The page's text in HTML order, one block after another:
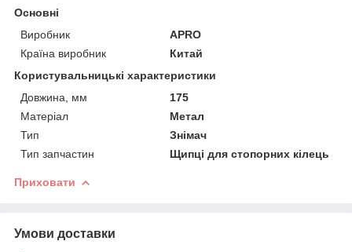
Основні
Виробник
APRO
Країна виробник
Китай
Користувальницькі характеристики
Довжина, мм
175
Матеріал
Метал
Тип
Знімач
Тип запчастин
Щипці для стопорних кілець
Приховати
Умови доставки